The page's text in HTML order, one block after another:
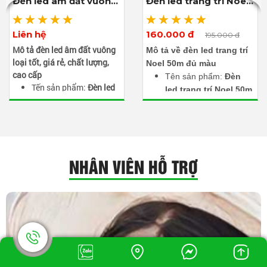
Xem thêm ảnh
9w
Liên hệ
Mô tả đèn led âm đất vuông
loại tốt, giá rẻ, chất lượng,
cao cấp
Tến sản phẩm: Đèn led
âm đất vuông
Điện áp đầu vào: 85-
265VAC / 12V
Chất liệu: Thép không
Tuổi thọ đèn LED:
50.000 giờ
Xem thêm ảnh
50m đủ màu
160.000 đ
195.000 đ
Mô tả về đèn led trang trí
Noel 50m đủ màu
Tên sản phẩm: Đèn
led trang trí Noel 50m
đủ màu
Màu vỏ dây: Đen
Chế độ chớp: 8 chế độ
Chỉ số bảo vệ: IP65
NHÂN VIÊN HỖ TRỢ